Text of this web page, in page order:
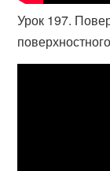
Урок 197.